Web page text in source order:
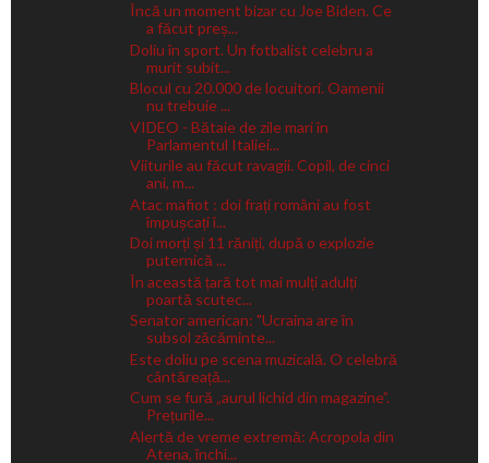
Încă un moment bizar cu Joe Biden. Ce
a făcut preș...
Doliu în sport. Un fotbalist celebru a
murit subit...
Blocul cu 20.000 de locuitori. Oamenii
nu trebuie ...
VIDEO - Bătaie de zile mari în
Parlamentul Italiei...
Viiturile au făcut ravagii. Copil, de cinci
ani, m...
Atac mafiot : doi frați români au fost
împușcați î...
Doi morți și 11 răniți, după o explozie
puternică ...
În această țară tot mai mulți adulți
poartă scutec...
Senator american: "Ucraina are în
subsol zăcăminte...
Este doliu pe scena muzicală. O celebră
cântăreață...
Cum se fură „aurul lichid din magazine”.
Prețurile...
Alertă de vreme extremă: Acropola din
Atena, închi...